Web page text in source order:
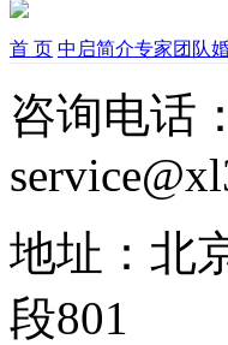
首 页 中启简介专家团队
咨询电话
地址：北
段801